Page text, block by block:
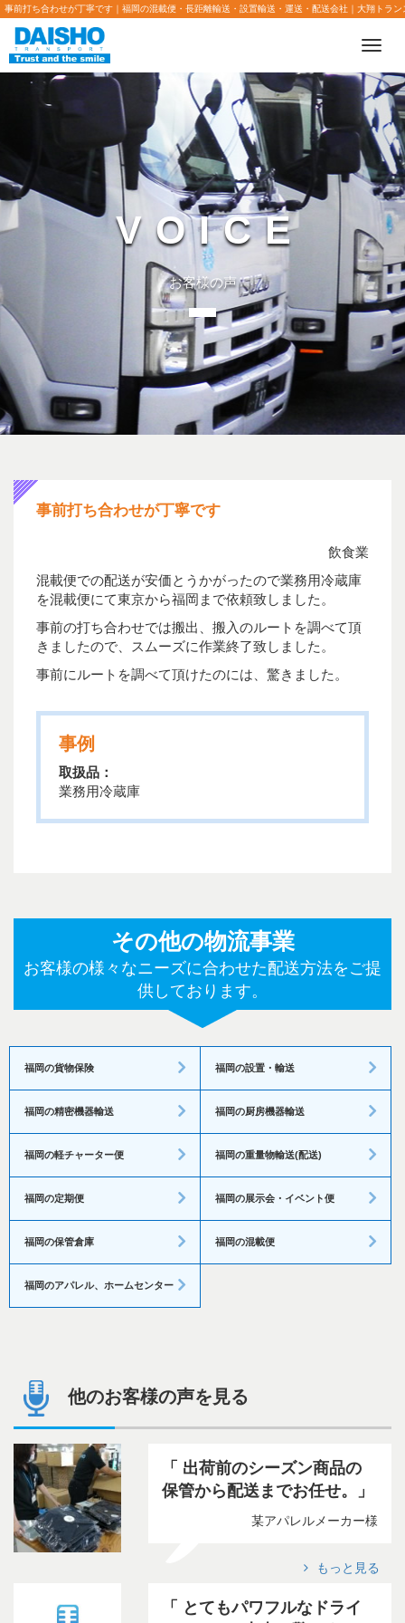
事前打ち合わせが丁寧です｜福岡の混載便・長距離輸送・設置輸送・運送・配送会社｜大翔トラ
VOICE
お客様の声
事前打ち合わせが丁寧です
飲食業
混載便での配送が安価とうかがったので業務用冷蔵庫
を混載便にて東京から福岡まで依頼致しました。
事前の打ち合わせでは搬出、搬入のルートを調べて頂
きましたので、スムーズに作業終了致しました。
事前にルートを調べて頂けたのには、驚きました。
事例
取扱品：
業務用冷蔵庫
その他の物流事業
お客様の様々なニーズに合わせた配送方法をご提
供しております。
福岡の貨物保険 福岡の設置・輸送
福岡の精密機器輸送 福岡の厨房機器輸送
福岡の軽チャーター便 福岡の重量物輸送(配送)
福岡の定期便 福岡の展示会・イベント便
福岡の保管倉庫 福岡の混載便
福岡のアパレル、ホームセンター
他のお客様の声を見る
出荷前のシーズン商品の
保管から配送までお任せ。
某アパレルメーカー様
もっと見る
とてもパワフルなドライ